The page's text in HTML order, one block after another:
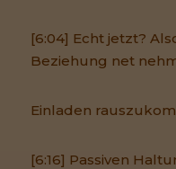
[6:04] Echt jetzt?
Beziehung net
Einladen
[6:16] Passiven